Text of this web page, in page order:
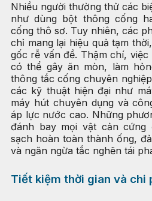
Nhiều người thường thử các
như dùng bột thông cống
cống thô sơ. Tuy nhiên, các
chỉ mang lại hiệu quả tạm
gốc rễ vấn đề. Thậm chí,
có thể gây ăn mòn, làm
thông tắc cống chuyên
các kỹ thuật hiện đại như
máy hút chuyên dụng và
áp lực nước cao. Những
đánh bay mọi vật cản cứng
sạch hoàn toàn thành ống,
và ngăn ngừa tắc nghẽn tái
Tiết kiệm thời gian và chi